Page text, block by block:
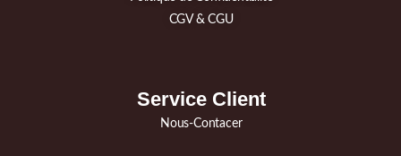
CGV & CGU
Service Client
Nous-Contacer